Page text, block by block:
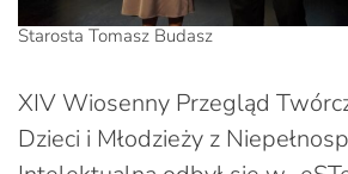
Starosta Tomasz Budasz
XIV Wiosenny Przegląd
Dzieci i Młodzieży z